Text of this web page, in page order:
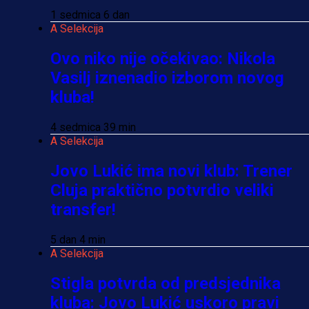
1 sedmica 6 dan
A Selekcija
Ovo niko nije očekivao: Nikola
Vasilj iznenadio izborom novog
kluba!
4 sedmica 39 min
A Selekcija
Jovo Lukić ima novi klub: Trener
Cluja praktično potvrdio veliki
transfer!
5 dan 4 min
A Selekcija
Stigla potvrda od predsjednika
kluba: Jovo Lukić uskoro pravi